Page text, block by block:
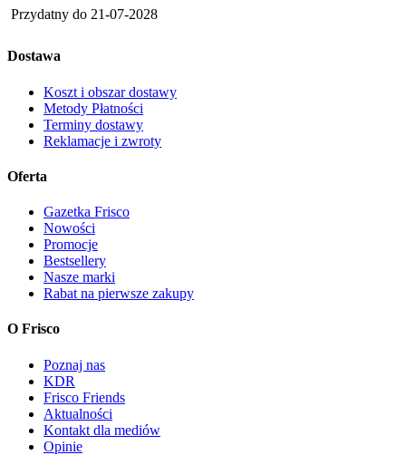
Przydatny do 21-07-2028
Dostawa
Koszt i obszar dostawy
Metody Płatności
Terminy dostawy
Reklamacje i zwroty
Oferta
Gazetka Frisco
Nowości
Promocje
Bestsellery
Nasze marki
Rabat na pierwsze zakupy
O Frisco
Poznaj nas
KDR
Frisco Friends
Aktualności
Kontakt dla mediów
Opinie